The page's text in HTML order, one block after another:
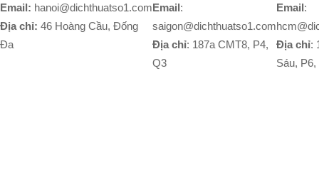
Email: hanoi@dichthuatso1.com
Địa chỉ: 46 Hoàng Cầu, Đống
Đa
Email:
saigon@dichthuatso1.com
Địa chỉ: 187a CMT8, P4,
Q3
Email:
Địa chỉ:
Sáu, P6,